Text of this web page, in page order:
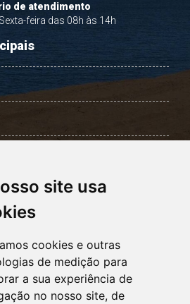
site usa
cookies e outras
de medição para
a sua experiência de
no nosso site, de
de atendimento
feira das 08h às 14h
e Meio Ambiente
Econômico
Município